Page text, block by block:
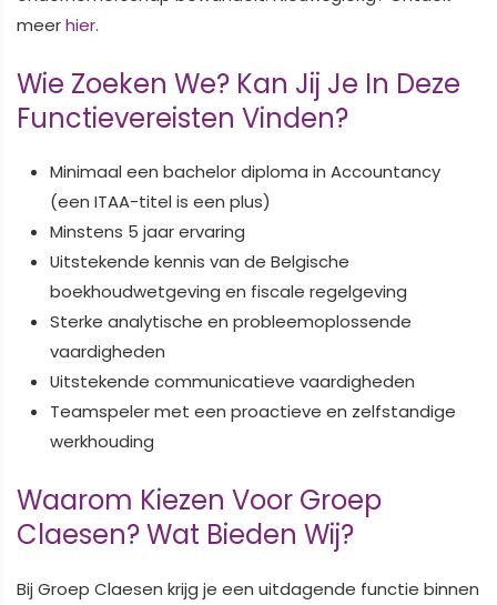
meerhier.
Wie Zoeken We? Kan Jij Je In Deze
Functievereisten Vinden?
Minimaal een bachelor diploma in Accountancy
(een ITAA-titel is een plus)
Minstens 5 jaar ervaring
Uitstekende kennis van de Belgische
boekhoudwetgeving en fiscale regelgeving
Sterke analytische en probleemoplossende
vaardigheden
Uitstekende communicatieve vaardigheden
Teamspeler met een proactieve en zelfstandige
werkhouding
Waarom Kiezen Voor Groep
Claesen? Wat Bieden Wij?
Bij Groep Claesen krijg je een uitdagende functie binnen